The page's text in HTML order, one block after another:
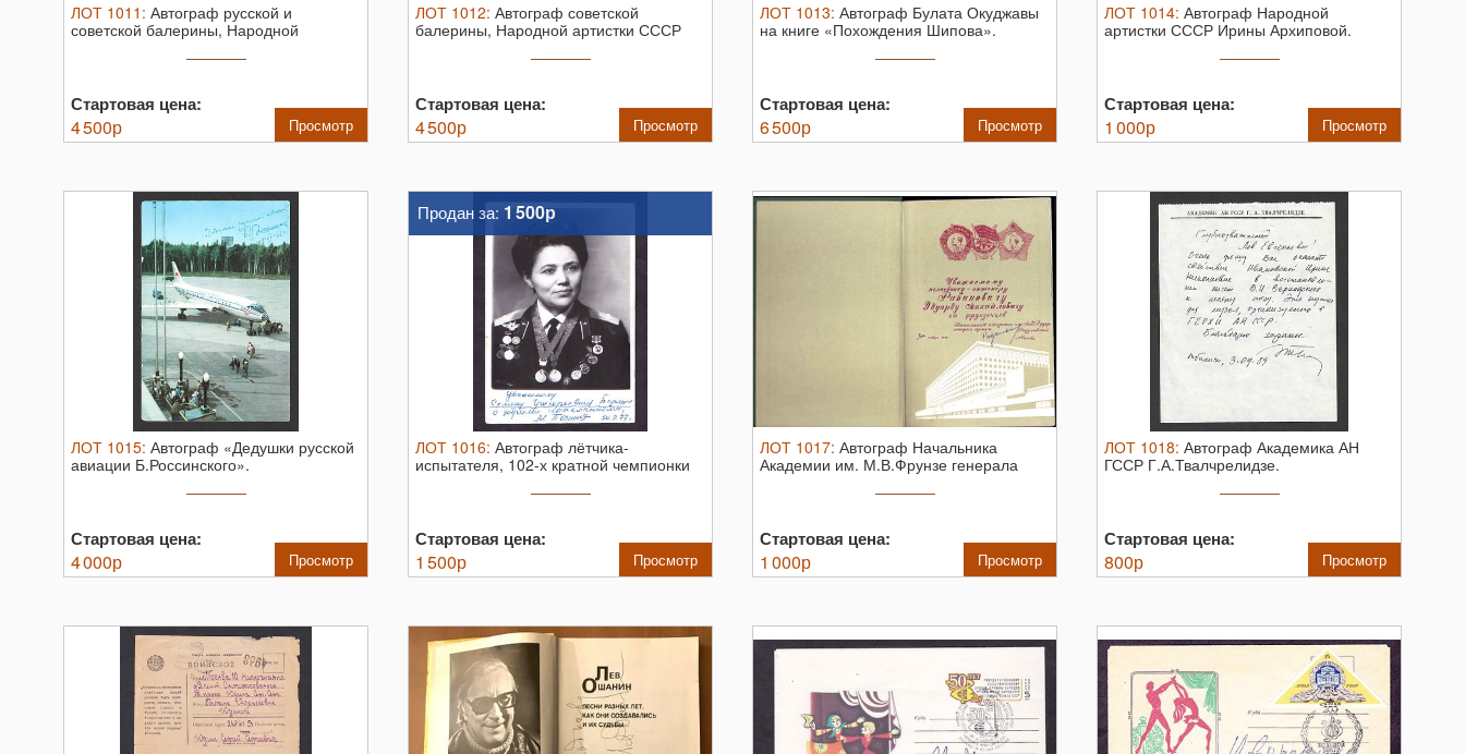
ЛОТ 1011 : Автограф русской и
советской балерины, Народной
Стартовая цена:
4 500р Просмотр
ЛОТ 1012: Автограф советской
балерины, Народной артистки СССР
Стартовая цена:
4 500р Просмотр
ЛОТ 1013: Автограф Булата Окуджавы
на книге «Похождения Шипова».
Стартовая цена:
6 500р Просмотр
ЛОТ 1014: Автограф Народной
артистки СССР Ирины Архиповой.
Стартовая цена:
1 000р Просмотр
ЛОТ 1015: Автограф «Дедушки русской
авиации Б.Россинского».
Стартовая цена:
4 000р Просмотр
Продан за: 1 500р
ЛОТ 1016: Автограф лётчика-
испытателя, 102-х кратной чемпионки
Стартовая цена:
1 500р Просмотр
ЛОТ 1017: Автограф Начальника
Академии им. М.В.Фрунзе генерала
Стартовая цена:
1 000р Просмотр
ЛОТ 1018: Автограф Академика АН
ГССР Г.А.Твалчрелидзе.
Стартовая цена:
800р Просмотр